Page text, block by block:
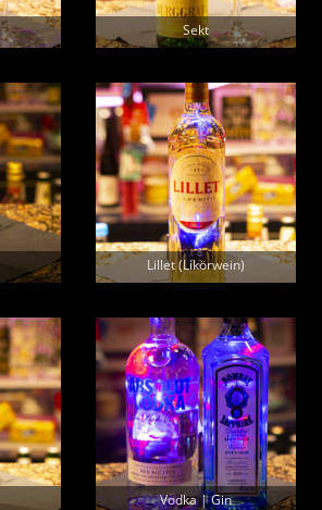
Sekt
Lillet (Likörwein)
Vodka | Gin